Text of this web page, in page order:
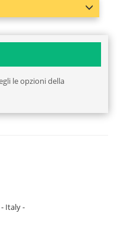
le opzioni della
- Italy -